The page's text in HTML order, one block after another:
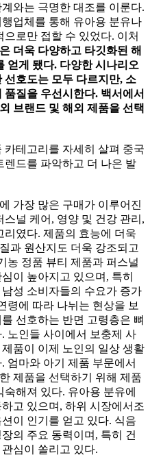
와는 극명한 대조를 이룬다.
업체를 통해 유아용 분유나
로만 접할 수 있었다. 이처
더욱 다양하고 타깃화된 해
얻게 됐다. 다양한 시나리오
선호도는 모두 다르지만, 소
질을 우선시한다. 백서에서
브랜드 및 해외 제품을 선택
카테고리를 자세히 살펴 중국
렌드를 파악하고 더 나은 발
가장 많은 구매가 이루어진
널 케어, 영양 및 건강 관리,
였다. 제품의 효능에 더욱
과 원산지도 더욱 강조되고
농 정품 뷰티 제품과 퍼스널
이 높아지고 있으며, 특히
성 소비자들의 수요가 증가
령에 따라 나뉘는 현상을 보
선호하는 반면 고령층은 뼈
노인들 사이에서 보충제 사
품이 이제 노인의 일상 생활
엄마와 아기 제품 부문에서
제품을 선택하기 위해 제품
해져 있다. 유아용 분유에
고 있으며, 하위 시장에서조
이 인기를 얻고 있다. 식음
의 주요 동력이며, 특히 건
심이 쏠리고 있다.